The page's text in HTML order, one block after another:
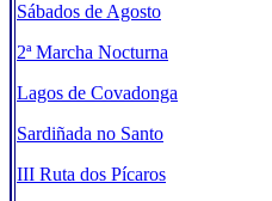
Sábados de Agosto
2ª Marcha Nocturna
Lagos de Covadonga
Sardiñada no Santo
III Ruta dos Pícaros